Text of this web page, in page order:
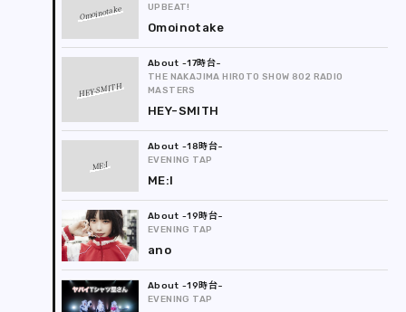
Omoinotake
UPBEAT!
Omoinotake
HEY-SMITH
-17時台
THE NAKAJIMA HIROTO SHOW 802 RADIO
MASTERS
HEY-SMITH
ME:I
-18時台
EVENING TAP
ME:I
-19時台
EVENING TAP
ano
-19時台
EVENING TAP